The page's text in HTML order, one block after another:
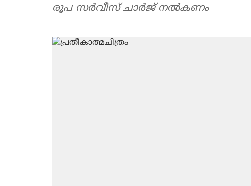
രൂപ സര്‍വീസ് ചാര്‍ജ് നല്‍കണം